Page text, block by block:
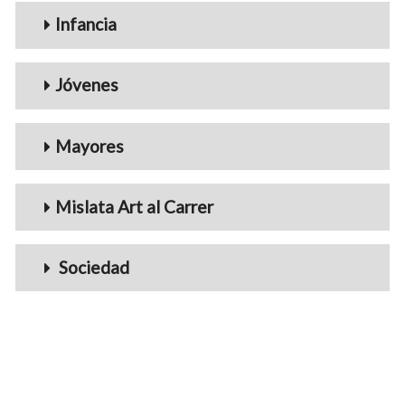
Infancia
Jóvenes
Mayores
Mislata Art al Carrer
Sociedad